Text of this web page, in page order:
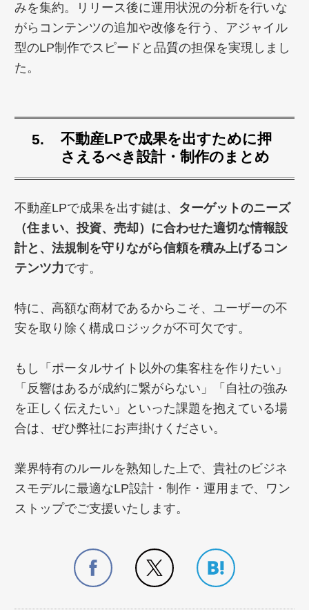
みを集約。リリース後に運用状況の分析を行いな
がらコンテンツの追加や改修を行う、アジャイル
型のLP制作でスピードと品質の担保を実現しまし
た。
不動産LPで成果を出すために押
さえるべき設計・制作のまとめ
不動産LPで成果を出す鍵は、 ターゲットのニーズ
（住まい、投資、売却）に合わせた適切な情報設
計と、法規制を守りながら信頼を積み上げるコン
テンツ力です。
特に、高額な商材であるからこそ、ユーザーの不
安を取り除く構成ロジックが不可欠です。
もし「ポータルサイト以外の集客柱を作りたい」
「反響はあるが成約に繋がらない」「自社の強み
を正しく伝えたい」といった課題を抱えている場
合は、ぜひ弊社にお声掛けください。
業界特有のルールを熟知した上で、貴社のビジネ
スモデルに最適なLP設計・制作・運用まで、ワン
ストップでご支援いたします。